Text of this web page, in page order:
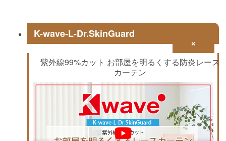
K-wave-L-Dr.SkinGuard
紫外線99%カット お部屋を明るくする防炎レース
カーテン
×